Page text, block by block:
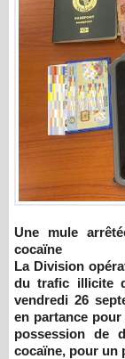
Une mule arrêtée à l’aéroport avec un kilogramme de
cocaïne
La Division
du trafic illicite
vendredi 26
en partance
possession de
cocaïne, pour un